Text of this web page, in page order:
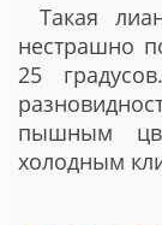
Такая
нестрашно
25
пышным
холодным